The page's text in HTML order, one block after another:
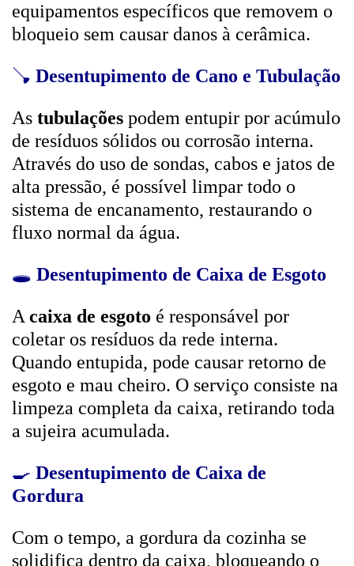
equipamentos específicos que removem o
bloqueio sem causar danos à cerâmica.
🪠 Desentupimento de Cano e Tubulação
As tubulações podem entupir por acúmulo
de resíduos sólidos ou corrosão interna.
Através do uso de sondas, cabos e jatos de
alta pressão, é possível limpar todo o
sistema de encanamento, restaurando o
fluxo normal da água.
🕳️ Desentupimento de Caixa de Esgoto
A caixa de esgoto é responsável por
coletar os resíduos da rede interna.
Quando entupida, pode causar retorno de
esgoto e mau cheiro. O serviço consiste na
limpeza completa da caixa, retirando toda
a sujeira acumulada.
🍳 Desentupimento de Caixa de
Gordura
Com o tempo, a gordura da cozinha se
solidifica dentro da caixa, bloqueando o